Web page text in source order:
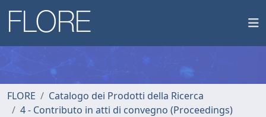
FLORE
Catalogo dei Prodotti della Ricerca
4 - Contributo in atti di convegno (Proceedings)